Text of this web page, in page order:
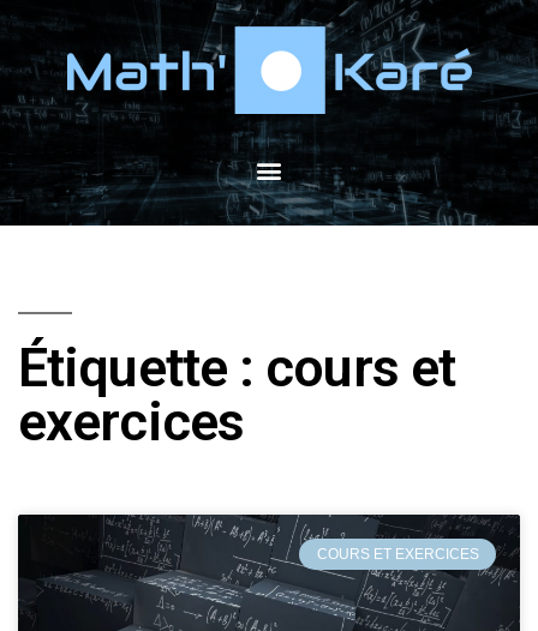
Étiquette : cours et
exercices
COURS ET EXERCICES